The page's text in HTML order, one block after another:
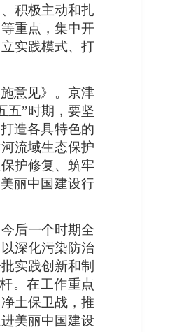
积极主动和扎
重点，集中开
实践模式、打
意见》。京津
五”时期，要坚
造各具特色的
流域生态保护
护修复、筑牢
丽中国建设行
后一个时期全
深化污染防治
实践创新和制
。在工作重点
土保卫战，推
美丽中国建设